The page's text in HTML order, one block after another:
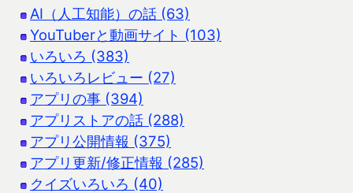
AI（人工知能）の話 (63)
YouTuberと動画サイト (103)
いろいろ (383)
いろいろレビュー (27)
アプリの事 (394)
アプリストアの話 (288)
アプリ公開情報 (375)
アプリ更新/修正情報 (285)
クイズいろいろ (40)